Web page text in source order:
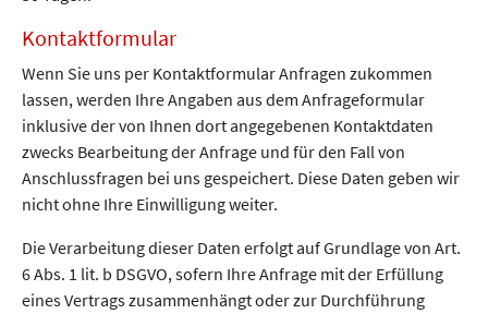
Kontaktformular
Wenn Sie uns per Kontaktformular Anfragen zukommen
lassen, werden Ihre Angaben aus dem Anfrageformular
inklusive der von Ihnen dort angegebenen Kontaktdaten
zwecks Bearbeitung der Anfrage und für den Fall von
Anschlussfragen bei uns gespeichert. Diese Daten geben wir
nicht ohne Ihre Einwilligung weiter.
Die Verarbeitung dieser Daten erfolgt auf Grundlage von Art.
6 Abs. 1 lit. b DSGVO, sofern Ihre Anfrage mit der Erfüllung
eines Vertrags zusammenhängt oder zur Durchführung